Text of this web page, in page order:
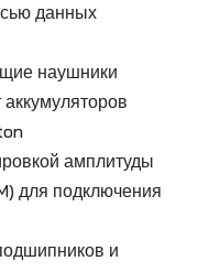
данных
наушники
амплитуды
для подключения
и